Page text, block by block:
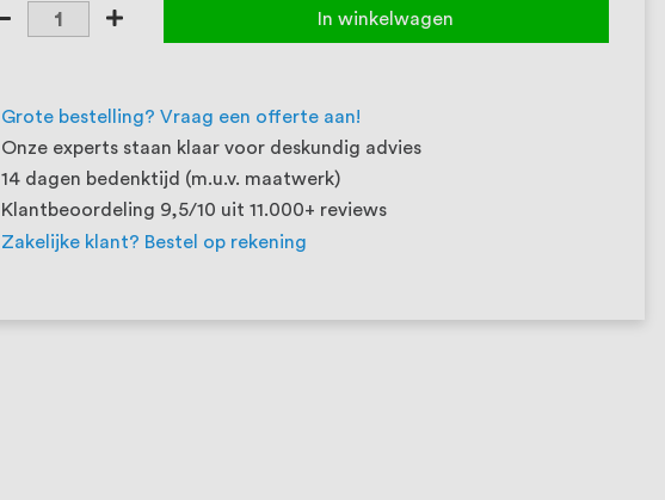
In winkelwagen
Grote bestelling? Vraag een offerte aan!
Onze experts staan klaar voor deskundig advies
14 dagen bedenktijd (m.u.v. maatwerk)
Klantbeoordeling 9,5/10 uit 11.000+ reviews
Zakelijke klant? Bestel op rekening